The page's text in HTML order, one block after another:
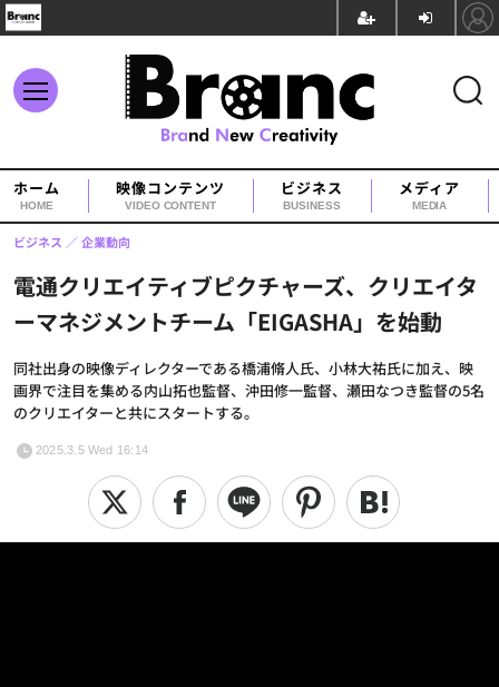
ホーム
HOME
映像コンテンツ
VIDEO CONTENT
ビジネス
BUSINESS
メディア
MEDIA
電通クリエイティブピクチャーズ、クリエイタ
ーマネジメントチーム「EIGASHA」を始動
同社出身の映像ディレクターである橋浦脩人氏、小林大祐氏に加え、映
画界で注目を集める内山拓也監督、沖田修一監督、瀬田なつき監督の5名
のクリエイターと共にスタートする。
ビジネス 企業動向
2025.3.5 Wed 16:14